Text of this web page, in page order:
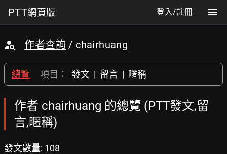
PTT網頁版 登入/註冊
作者查詢 / chairhuang
總覽 項目： 發文 | 留言 | 暱稱
作者 chairhuang 的總覽 (PTT發文,留
言,暱稱)
發文數量: 108